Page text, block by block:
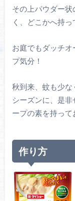
その上パウダー
く、どこかへ持っ
お庭でもダッチ
プ気分！
秋到来、蚊も少
シーズンに、是
ープの素を持って
作り方